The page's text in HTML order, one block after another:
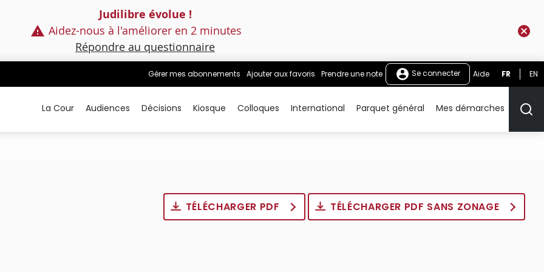
Judilibre évolue !
Aidez-nous à l'améliorer en 2 minutes
Répondre au questionnaire
Gérer mes abonnements Ajouter aux favoris Prendre une note Se connecter Aide FR EN
La Cour Audiences Décisions Kiosque Colloques International Parquet général Mes démarches
TÉLÉCHARGER PDF TÉLÉCHARGER PDF SANS ZONAGE